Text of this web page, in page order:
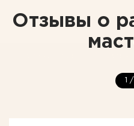
Отзывы о
1 /